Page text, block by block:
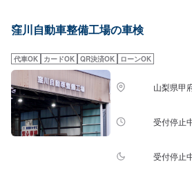
て詳細をお願い致します。-----代車について
いただいております。-----ご来店時の注意、受付
ンター北の信号を釜無川方面に曲がり、600ｍほ
入庫の際はお気をつけてお越しください。駐車
いるスペースに駐車してください。受付はスタ
した」とお伝えください。ご案内いたします。
日：水曜日営業時間：8:30~18:30
窪川自動車整備工場の車検
代車OK カードOK QR決済OK ローンOK
山梨県甲
受付停止
受付停止